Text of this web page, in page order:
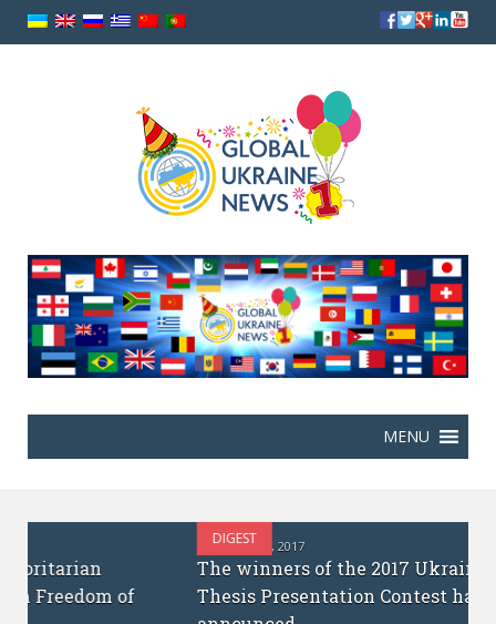
The winners of the 2017 Ukrainian PhD
Thesis Presentation Contest have been